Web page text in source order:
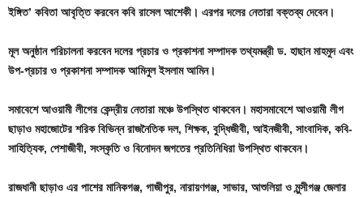
ইঙ্গিত’ কবিতা আবৃত্তি করবেন কবি রাসেল আশেকী। এরপর দলের নেতারা বক্তব্য দেবেন।
মূল অনুষ্ঠান পরিচালনা করবেন দলের প্রচার ও প্রকাশনা সম্পাদক তথ্যমন্ত্রী ড. হাছান মাহমুদ এবং
উপ-প্রচার ও প্রকাশনা সম্পাদক আমিনুল ইসলাম আমিন।
সমাবেশে আওয়ামী লীগের কেন্দ্রীয় নেতারা মঞ্চে উপস্থিত থাকবেন। মহাসমাবেশে আওয়ামী লীগ
ছাড়াও মহাজোটের শরিক বিভিন্ন রাজনৈতিক দল, শিক্ষক, বুদ্ধিজীবী, আইনজীবী, সাংবাদিক, কবি-
সাহিত্যিক, পেশাজীবী, সংস্কৃতি ও বিনোদন জগতের প্রতিনিধিরা উপস্থিত থাকবেন।
রাজধানী ছাড়াও এর পাশের মানিকগঞ্জ, গাজীপুর, নারায়ণগঞ্জ, সাভার, আশুলিয়া ও মুন্সীগঞ্জ জেলার